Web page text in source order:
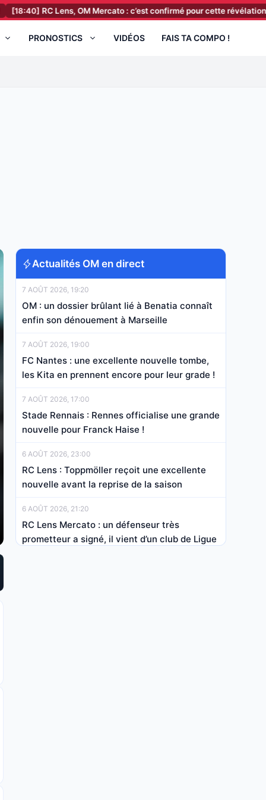
RC Lens, OM Mercato : c’est confirmé pour cette révélation du
PRONOSTICS VIDÉOS FAIS TA COMPO !
Actualités OM en direct
7 AOÛT 2026, 19:20
OM : un dossier brûlant lié à Benatia connaît
enfin son dénouement à Marseille
7 AOÛT 2026, 19:00
FC Nantes : une excellente nouvelle tombe,
les Kita en prennent encore pour leur grade !
7 AOÛT 2026, 17:00
Stade Rennais : Rennes officialise une grande
nouvelle pour Franck Haise !
6 AOÛT 2026, 23:00
RC Lens : Toppmöller reçoit une excellente
nouvelle avant la reprise de la saison
6 AOÛT 2026, 21:20
RC Lens Mercato : un défenseur très
prometteur a signé, il vient d’un club de Ligue